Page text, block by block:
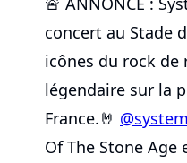
concert au Stade
icônes du rock de
légendaire sur la
France.🤘
Of The Stone